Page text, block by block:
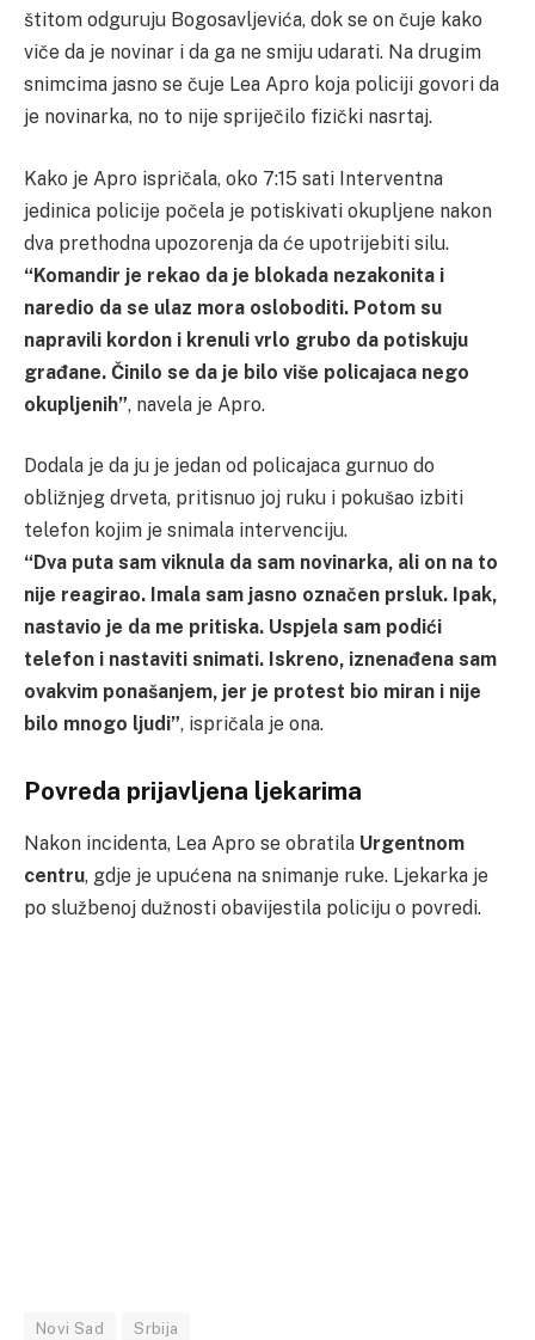
štitom odguruju Bogosavljevića, dok se on čuje kako
viče da je novinar i da ga ne smiju udarati. Na drugim
snimcima jasno se čuje Lea Apro koja policiji govori da
je novinarka, no to nije spriječilo fizički nasrtaj.
Kako je Apro ispričala, oko 7:15 sati Interventna
jedinica policije počela je potiskivati okupljene nakon
dva prethodna upozorenja da će upotrijebiti silu.
“Komandir je rekao da je blokada nezakonita i
naredio da se ulaz mora osloboditi. Potom su
napravili kordon i krenuli vrlo grubo da potiskuju
građane. Činilo se da je bilo više policajaca nego
okupljenih”, navela je Apro.
Dodala je da ju je jedan od policajaca gurnuo do
obližnjeg drveta, pritisnuo joj ruku i pokušao izbiti
telefon kojim je snimala intervenciju.
“Dva puta sam viknula da sam novinarka, ali on na to
nije reagirao. Imala sam jasno označen prsluk. Ipak,
nastavio je da me pritiska. Uspjela sam podići
telefon i nastaviti snimati. Iskreno, iznenađena sam
ovakvim ponašanjem, jer je protest bio miran i nije
bilo mnogo ljudi”, ispričala je ona.
Povreda prijavljena ljekarima
Nakon incidenta, Lea Apro se obratila Urgentnom
centru, gdje je upućena na snimanje ruke. Ljekarka je
po službenoj dužnosti obavijestila policiju o povredi.
Novi Sad Srbija